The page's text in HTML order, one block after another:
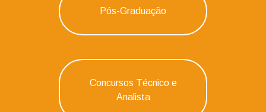
Pós-Graduação
Concursos Técnico e
Analista